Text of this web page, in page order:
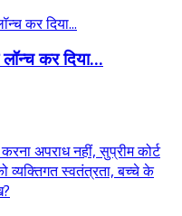
कर दिया...